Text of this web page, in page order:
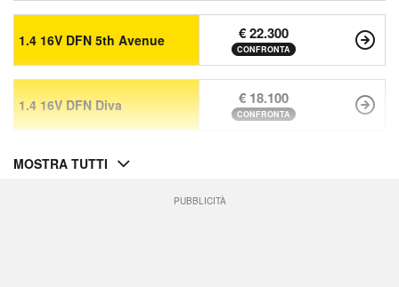
1.4 16V DFN 5th Avenue € 22.300
CONFRONTA
1.4 16V DFN Diva € 18.100
CONFRONTA
MOSTRA TUTTI
PUBBLICITÀ